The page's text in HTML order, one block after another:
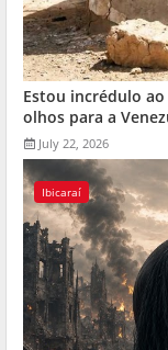
Estou incrédulo
olhos para a
July 22, 2026
Ibicaraí